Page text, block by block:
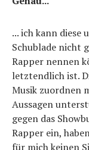
... ich kann diese
Schublade nicht
Rapper nennen
letztendlich ist.
Musik zuordnen
Aussagen
gegen das
Rapper ein,
für mich keinen